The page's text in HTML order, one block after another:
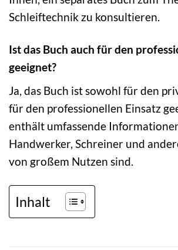
Schleiftechnik zu konsultieren.
Ist das Buch auch für den
geeignet?
Ja, das Buch ist sowohl für den
für den professionellen Einsatz
enthält umfassende
Handwerker, Schreiner und
von großem Nutzen sind.
Inhalt